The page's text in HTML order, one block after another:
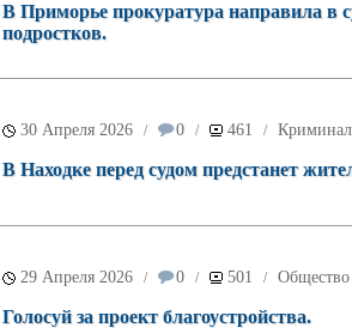
В Приморье прокуратура направила в
подростков.
30 Апреля 2026 / 0 / 461 / Криминал
В Находке перед судом предстанет
29 Апреля 2026 / 0 / 501 / Общество
Голосуй за проект благоустройства.